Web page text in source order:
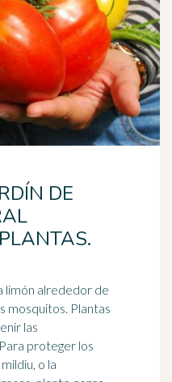
DE
limón alrededor de
mosquitos. Plantas
las
proteger los
o la